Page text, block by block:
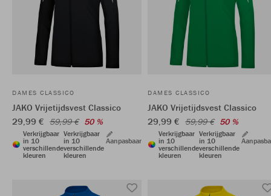
DAMES CLASSICO
JAKO Vrijetijdsvest Classico
29,99 € 59,99 € 50 %
Verkrijgbaar
in 10
verschillende
kleuren
Verkrijgbaar
in 10
verschillende
kleuren
Aanpasbaar
DAMES CLASSICO
JAKO Vrijetijdsvest Classico
29,99 € 59,99 € 50 %
Verkrijgbaar
in 10
verschillende
kleuren
Verkrijgbaar
in 10
verschillende
kleuren